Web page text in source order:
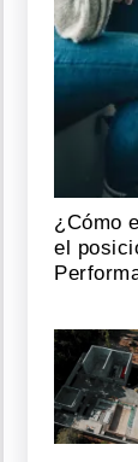
¿Cómo
el